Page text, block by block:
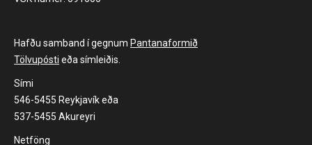
Hafðu samband í gegnum Pantanaformið
Tölvupósti eða símleiðis.
Sími
546-5455 Reykjavík eða
537-5455 Akureyri
Netföng